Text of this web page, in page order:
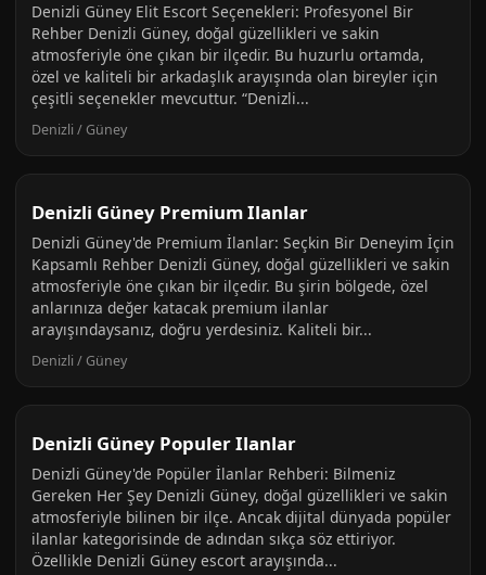
Denizli Güney Elit Escort Seçenekleri: Profesyonel Bir
Rehber Denizli Güney, doğal güzellikleri ve sakin
atmosferiyle öne çıkan bir ilçedir. Bu huzurlu ortamda,
özel ve kaliteli bir arkadaşlık arayışında olan bireyler için
çeşitli seçenekler mevcuttur. “Denizli...
Denizli / Güney
Denizli Güney Premium Ilanlar
Denizli Güney'de Premium İlanlar: Seçkin Bir Deneyim İçin
Kapsamlı Rehber Denizli Güney, doğal güzellikleri ve sakin
atmosferiyle öne çıkan bir ilçedir. Bu şirin bölgede, özel
anlarınıza değer katacak premium ilanlar
arayışındaysanız, doğru yerdesiniz. Kaliteli bir...
Denizli / Güney
Denizli Güney Populer Ilanlar
Denizli Güney'de Popüler İlanlar Rehberi: Bilmeniz
Gereken Her Şey Denizli Güney, doğal güzellikleri ve sakin
atmosferiyle bilinen bir ilçe. Ancak dijital dünyada popüler
ilanlar kategorisinde de adından sıkça söz ettiriyor.
Özellikle Denizli Güney escort arayışında...